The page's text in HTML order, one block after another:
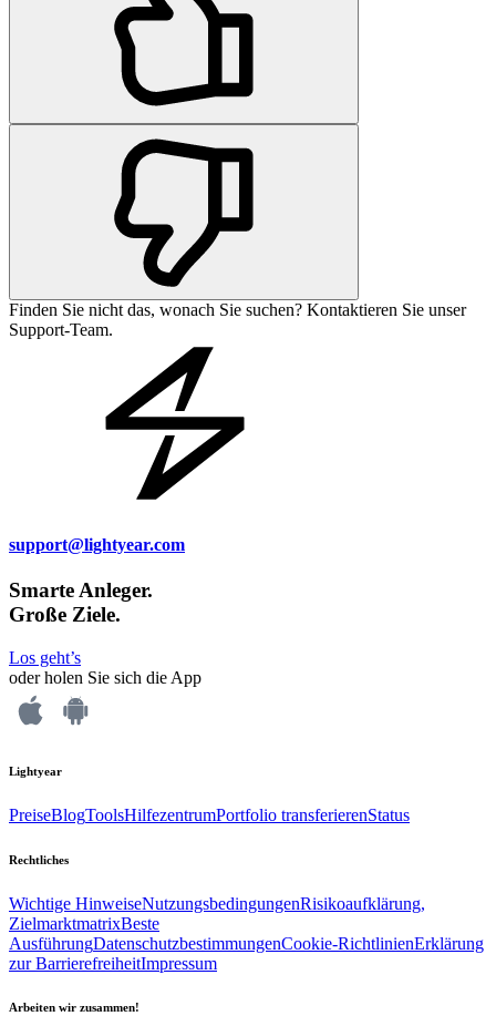
Finden Sie nicht das, wonach Sie suchen? Kontaktieren Sie unser
Support-Team.
support@lightyear.com
Smarte Anleger.
Große Ziele.
Los geht’s
oder holen Sie sich die App
Lightyear
PreiseBlogToolsHilfezentrumPortfolio transferierenStatus
Rechtliches
Wichtige HinweiseNutzungsbedingungenRisikoaufklärung,
ZielmarktmatrixBeste
AusführungDatenschutzbestimmungenCookie-RichtlinienErklärung
zur BarrierefreiheitImpressum
Arbeiten wir zusammen!